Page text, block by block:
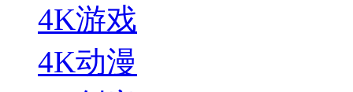
4K游戏
4K动漫